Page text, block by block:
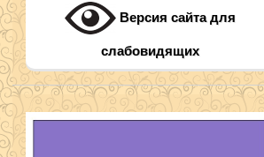
Версия сайта для
слабовидящих